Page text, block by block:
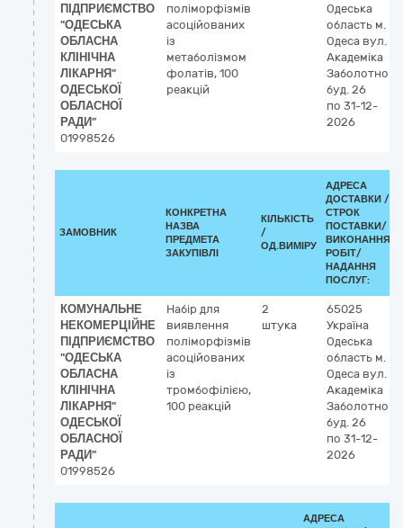
ПІДПРИЄМСТВО
"ОДЕСЬКА
ОБЛАСНА
КЛІНІЧНА
ЛІКАРНЯ"
ОДЕСЬКОЇ
ОБЛАСНОЇ
РАДИ"
01998526
поліморфізмів
асоційованих
із
метаболізмом
фолатів, 100
реакцій
Одеська
область м.
Одеса вул.
Академіка
Заболотного,
буд. 26
по 31-12-
2026
ЗАМОВНИК
КОНКРЕТНА
НАЗВА
ПРЕДМЕТА
ЗАКУПІВЛІ
КІЛЬКІСТЬ
/
ОД.ВИМІРУ
АДРЕСА
ДОСТАВКИ /
СТРОК
ПОСТАВКИ/
ВИКОНАННЯ
РОБІТ/
НАДАННЯ
ПОСЛУГ:
КОМУНАЛЬНЕ
НЕКОМЕРЦІЙНЕ
ПІДПРИЄМСТВО
"ОДЕСЬКА
ОБЛАСНА
КЛІНІЧНА
ЛІКАРНЯ"
ОДЕСЬКОЇ
ОБЛАСНОЇ
РАДИ"
01998526
Набір для
виявлення
поліморфізмів
асоційованих
із
тромбофілією,
100 реакцій
2
штука
65025
Україна
Одеська
область м.
Одеса вул.
Академіка
Заболотного,
буд. 26
по 31-12-
2026
АДРЕСА